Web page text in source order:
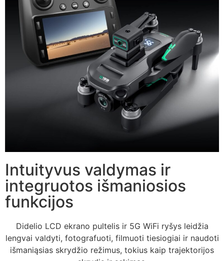
Intuityvus valdymas ir
integruotos išmaniosios
funkcijos
Didelio LCD ekrano pultelis ir 5G WiFi ryšys leidžia
lengvai valdyti, fotografuoti, filmuoti tiesiogiai ir naudoti
išmaniąsias skrydžio režimus, tokius kaip trajektorijos